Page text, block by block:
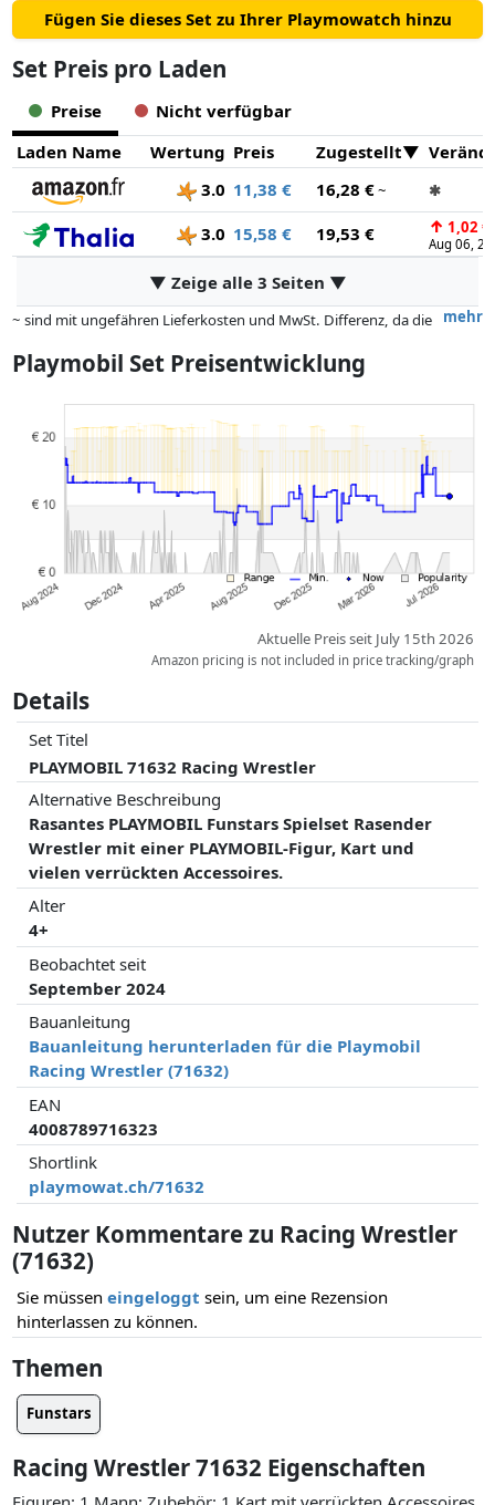
Fügen Sie dieses Set zu Ihrer Playmowatch hinzu
Set Preis pro Laden
Preise
Nicht verfügbar
Laden Name
Wertung Preis Zugestellt
3.0 11,38 € 16,28 €~ ✱
3.0 15,58 € 19,53 € ↑ 1,02 €
Aug 06,
▼ Zeige alle 3 Seiten ▼
mehr
~ sind mit ungefähren Lieferkosten und MwSt. Differenz, da die
abweichen können.
geändert haben. Die Ordnung erfolgt rein nach dem Preis,
Vergütungen durch Partner haben darauf keinerlei Einfluss. Nur bei
gleichen Preisen können historische Leistungen die Ordnung
beeinflussen.
Playmobil Set Preisentwicklung
Aktuelle Preis seit July 15th 2026
Amazon pricing is not included in price tracking/graph
Details
Set Titel
PLAYMOBIL 71632 Racing Wrestler
Alternative Beschreibung
Rasantes PLAYMOBIL Funstars Spielset Rasender
Wrestler mit einer PLAYMOBIL-Figur, Kart und
vielen verrückten Accessoires.
Alter
4+
Beobachtet seit
September 2024
Bauanleitung
Bauanleitung herunterladen für die Playmobil
Racing Wrestler (71632)
EAN
4008789716323
Shortlink
playmowat.ch/71632
Nutzer Kommentare zu Racing Wrestler
(71632)
Sie müssen eingeloggt sein, um eine Rezension
hinterlassen zu können.
Themen
Funstars
Racing Wrestler 71632 Eigenschaften